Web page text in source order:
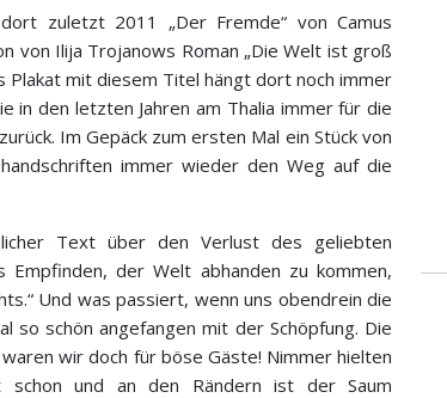
zuletzt 2011 „Der Fremde“ von Camus
von Ilija Trojanows Roman „Die Welt ist groß
Plakat mit diesem Titel hängt dort noch immer
in den letzten Jahren am Thalia immer für die
Im Gepäck zum ersten Mal ein Stück von
immer wieder den Weg auf die
Text über den Verlust des geliebten
der Welt abhanden zu kommen,
Und was passiert, wenn uns obendrein die
so schön angefangen mit der Schöpfung. Die
wir doch für böse Gäste! Nimmer hielten
und an den Rändern ist der Saum